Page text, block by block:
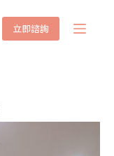
立即諮詢